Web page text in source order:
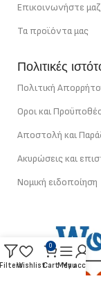
Επικοινωνήστε
Τα προϊόντα μας
Πολιτικές
Πολιτική
Οροι και
Αποστολή και
Ακυρώσεις και
Νομική ειδοποίηση
FiltersWishlist
0
CartMenu
My account